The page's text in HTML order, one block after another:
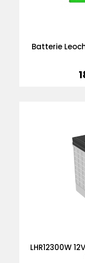
Batterie
LHR12300W